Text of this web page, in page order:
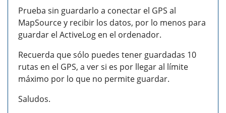
Prueba sin guardarlo a conectar el GPS al
MapSource y recibir los datos, por lo menos para
guardar el ActiveLog en el ordenador.
Recuerda que sólo puedes tener guardadas 10
rutas en el GPS, a ver si es por llegar al límite
máximo por lo que no permite guardar.
Saludos.